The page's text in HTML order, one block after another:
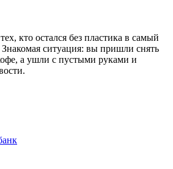
кто остался без пластика в самый
ситуация: вы пришли снять
а ушли с пустыми руками и